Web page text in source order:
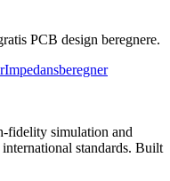
PCB design beregnere.
Impedansberegner
fidelity simulation and
standards. Built